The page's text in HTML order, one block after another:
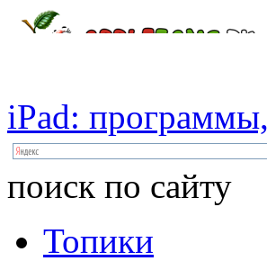
iPad: программы,
поиск по сайту
Топики